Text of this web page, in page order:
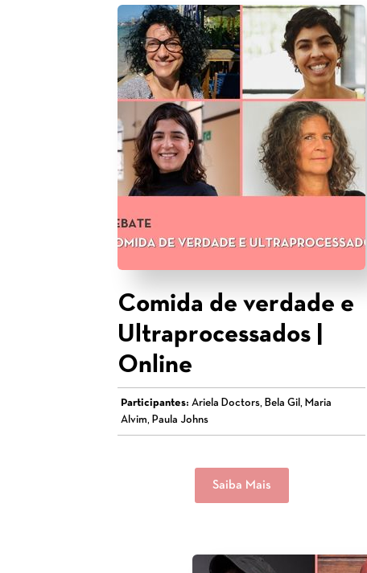
Comida de verdade e
Ultraprocessados |
Online
Participantes: Ariela Doctors, Bela Gil, Maria
Alvim, Paula Johns
Saiba Mais